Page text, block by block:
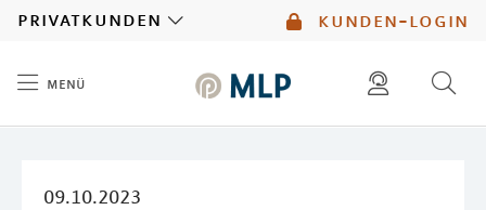
kunden-login
privatkunden
menü
09.10.2023